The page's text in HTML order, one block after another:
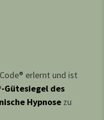
erlernt und ist
Gütesiegel des
Hypnose zu